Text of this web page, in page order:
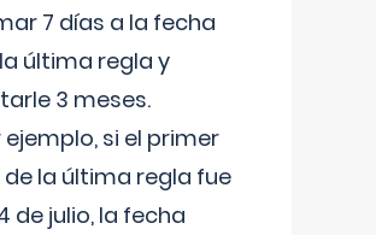
7 días a la fecha
última regla y
3 meses.
ejemplo, si el primer
de la última regla fue
de julio, la fecha